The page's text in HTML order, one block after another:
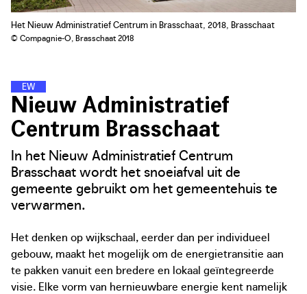
Het Nieuw Administratief Centrum in Brasschaat, 2018, Brasschaat
© Compagnie-O, Brasschaat 2018
EN
E
R
G
IE
W
Nieuw Administratief
Centrum Brasschaat
In het Nieuw Administratief Centrum
Brasschaat wordt het snoeiafval uit de
gemeente gebruikt om het gemeentehuis te
verwarmen.
Het denken op wijkschaal, eerder dan per individueel
gebouw, maakt het mogelijk om de energietransitie aan
te pakken vanuit een bredere en lokaal geïntegreerde
visie. Elke vorm van hernieuwbare energie kent namelijk